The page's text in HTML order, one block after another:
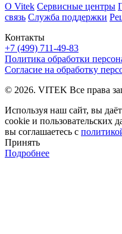
Контакты
+7 (499) 711-49-83
О Vitek Сервисные центры
связь Служба поддержки
Политика обработки
Согласие на обработку
© 2026. VITEK Все права
Используя наш сайт, вы
cookie и пользовательских
вы соглашаетесь с
Принять
Подробнее